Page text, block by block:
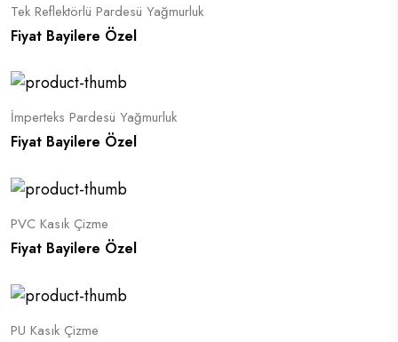
Tek Reflektörlü Pardesü Yağmurluk
Fiyat Bayilere Özel
İmperteks Pardesü Yağmurluk
Fiyat Bayilere Özel
PVC Kasık Çizme
Fiyat Bayilere Özel
PU Kasık Çizme